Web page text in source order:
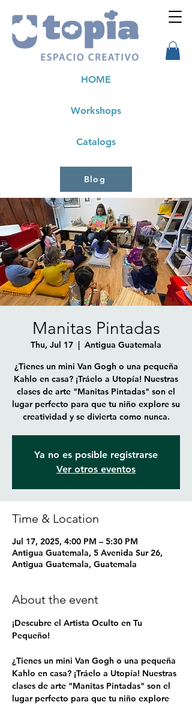
Workshops
HOME
Catalogs
Blog
Manitas Pintadas
Thu, Jul 17
  |
Antigua Guatemala
¿Tienes un mini Van Gogh o una pequeña
Kahlo en casa? ¡Tráelo a Utopía! Nuestras
clases de arte "Manitas Pintadas" son el
lugar perfecto para que tu niño explore su
creatividad y se divierta como nunca.
Ya no es posible registrarse
Ver otros eventos
Time & Location
Jul 17, 2025, 4:00 PM – 5:30 PM
Antigua Guatemala, 5 Avenida Sur 26,
Antigua Guatemala, Guatemala
About the event
¡Descubre el Artista Oculto en Tu
Pequeño!
¿Tienes un mini Van Gogh o una pequeña
Kahlo en casa? ¡Tráelo a Utopía! Nuestras
clases de arte "Manitas Pintadas" son el
lugar perfecto para que tu niño explore